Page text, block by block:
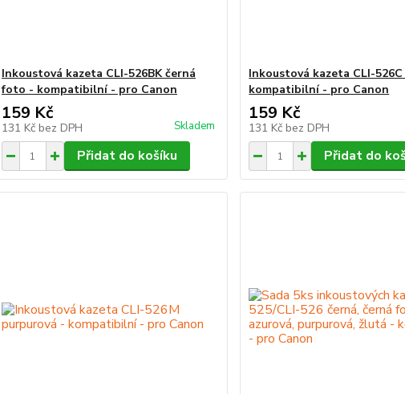
Inkoustová kazeta CLI-526BK černá
foto - kompatibilní - pro Canon
159 Kč
131 Kč bez DPH Skladem
Přidat do košíku
Inkoustová kazeta CLI-
kompatibilní - pro Canon
159 Kč
131 Kč bez DPH
Přidat do